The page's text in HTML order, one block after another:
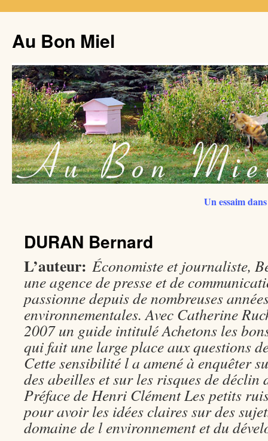
Au Bon Miel
Un essaim
DURAN Bernard
L’auteur: Économiste et journaliste,
une agence de presse et de
passionne depuis de nombreuses
environnementales. Avec Catherine
2007 un guide intitulé Achetons les
qui fait une large place aux questions
Cette sensibilité l a amené à enquêter
des abeilles et sur les risques de
Préface de Henri Clément Les petits
pour avoir les idées claires sur des
domaine de l environnement et du